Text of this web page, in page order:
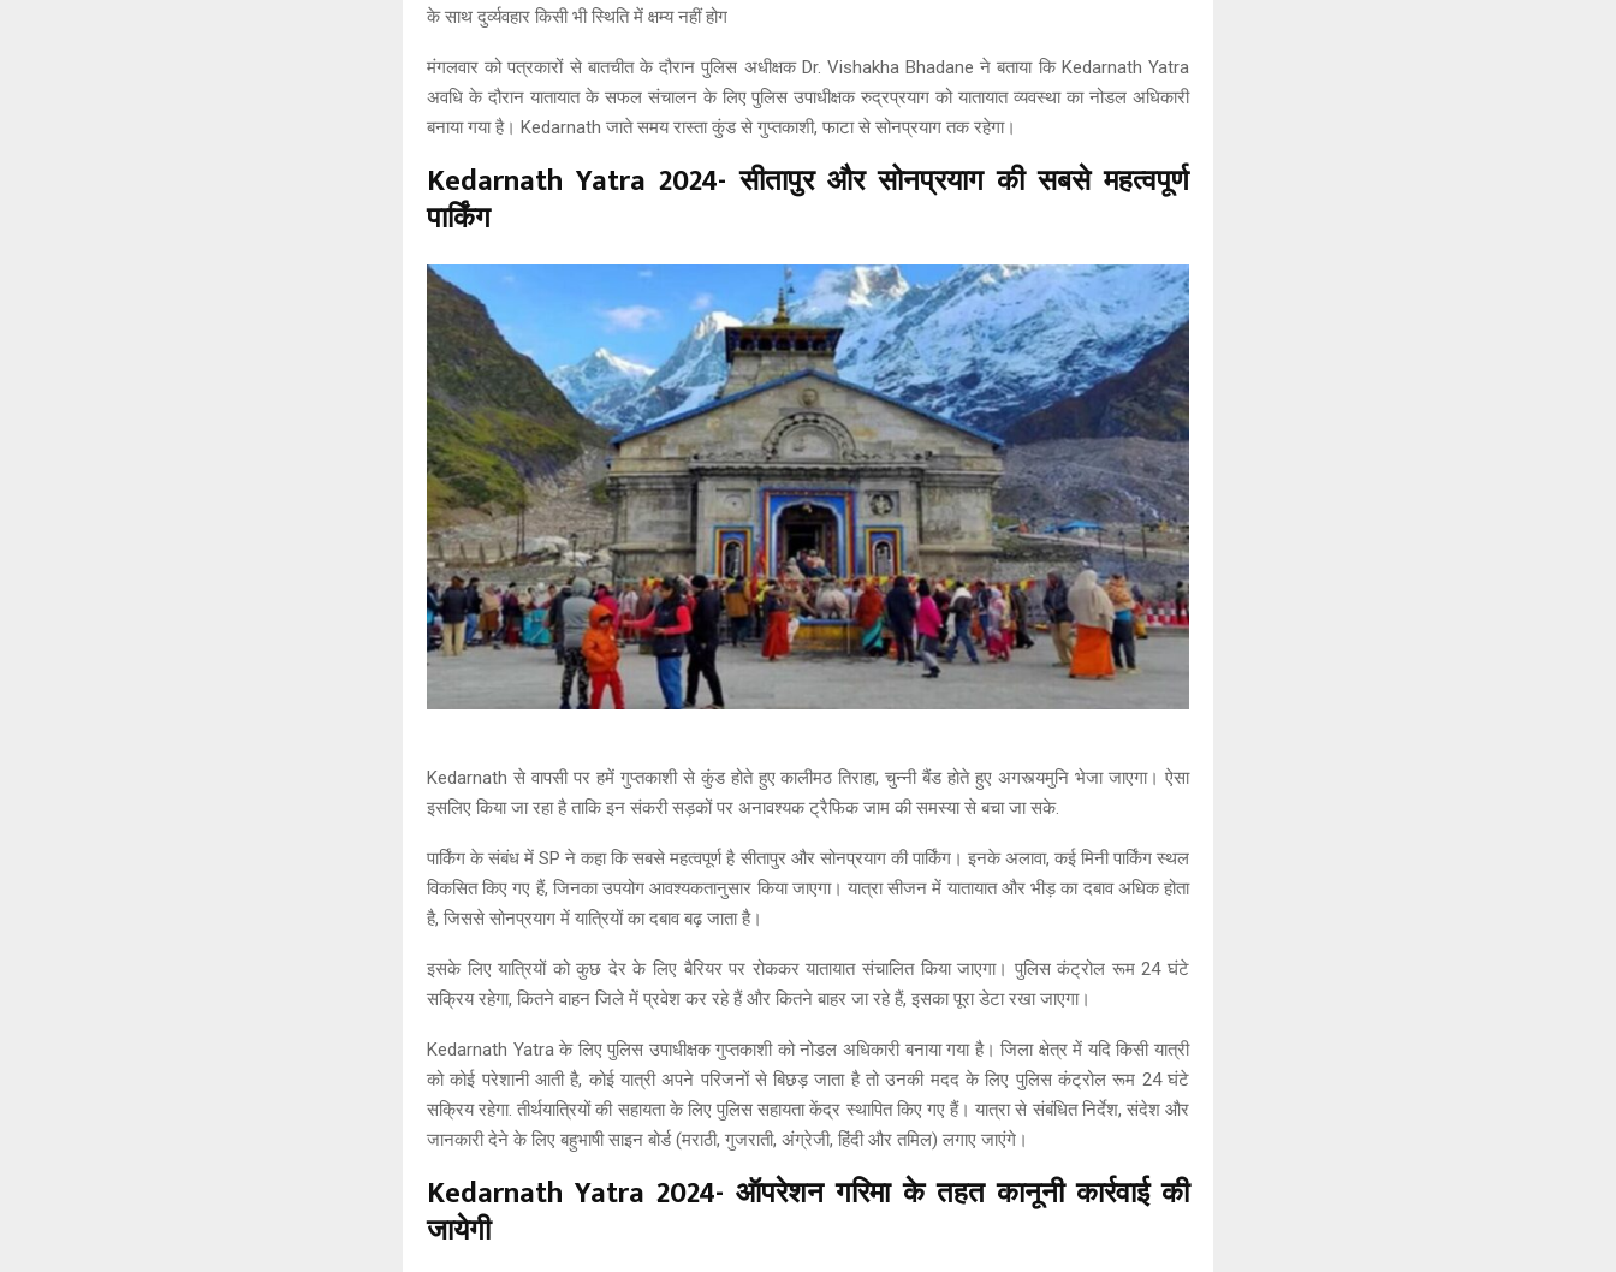
के साथ दुर्व्यवहार किसी भी स्थिति में क्षम्य नहीं होग
मंगलवार को पत्रकारों से बातचीत के दौरान पुलिस अधीक्षक Dr. Vishakha Bhadane ने बताया कि Kedarnath Yatra
अवधि के दौरान यातायात के सफल संचालन के लिए पुलिस उपाधीक्षक रुद्रप्रयाग को यातायात व्यवस्था का नोडल अधिकारी
बनाया गया है। Kedarnath जाते समय रास्ता कुंड से गुप्तकाशी, फाटा से सोनप्रयाग तक रहेगा।
Kedarnath Yatra 2024- सीतापुर और सोनप्रयाग की सबसे महत्वपूर्ण
पार्किंग
Kedarnath से वापसी पर हमें गुप्तकाशी से कुंड होते हुए कालीमठ तिराहा, चुन्नी बैंड होते हुए अगस्त्यमुनि भेजा जाएगा। ऐसा
इसलिए किया जा रहा है ताकि इन संकरी सड़कों पर अनावश्यक ट्रैफिक जाम की समस्या से बचा जा सके.
पार्किंग के संबंध में SP ने कहा कि सबसे महत्वपूर्ण है सीतापुर और सोनप्रयाग की पार्किंग। इनके अलावा, कई मिनी पार्किंग स्थल
विकसित किए गए हैं, जिनका उपयोग आवश्यकतानुसार किया जाएगा। यात्रा सीजन में यातायात और भीड़ का दबाव अधिक होता
है, जिससे सोनप्रयाग में यात्रियों का दबाव बढ़ जाता है।
इसके लिए यात्रियों को कुछ देर के लिए बैरियर पर रोककर यातायात संचालित किया जाएगा। पुलिस कंट्रोल रूम 24 घंटे
सक्रिय रहेगा, कितने वाहन जिले में प्रवेश कर रहे हैं और कितने बाहर जा रहे हैं, इसका पूरा डेटा रखा जाएगा।
Kedarnath Yatra के लिए पुलिस उपाधीक्षक गुप्तकाशी को नोडल अधिकारी बनाया गया है। जिला क्षेत्र में यदि किसी यात्री
को कोई परेशानी आती है, कोई यात्री अपने परिजनों से बिछड़ जाता है तो उनकी मदद के लिए पुलिस कंट्रोल रूम 24 घंटे
सक्रिय रहेगा. तीर्थयात्रियों की सहायता के लिए पुलिस सहायता केंद्र स्थापित किए गए हैं। यात्रा से संबंधित निर्देश, संदेश और
जानकारी देने के लिए बहुभाषी साइन बोर्ड (मराठी, गुजराती, अंग्रेजी, हिंदी और तमिल) लगाए जाएंगे।
Kedarnath Yatra 2024- ऑपरेशन गरिमा के तहत कानूनी कार्रवाई की
जायेगी